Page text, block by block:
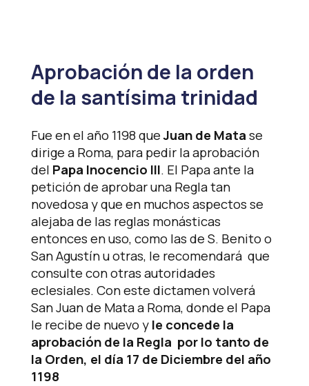
Aprobación de la orden
de la santísima trinidad
Fue en el año 1198 queJuan de Matase
dirige a Roma, para pedir la aprobación
del Papa Inocencio III. El Papa ante la
petición de aprobar una Regla tan
novedosa y que en muchos aspectos se
alejaba de las reglas monásticas
entonces en uso, como las de S. Benito o
San Agustín u otras, le recomendará que
consulte con otras autoridades
eclesiales. Con este dictamen volverá
San Juan de Mata a Roma, donde el Papa
le recibe de nuevo yle concede la
aprobación de la Regla por lo tanto de
la Orden, el día 17 de Diciembre del año
1198